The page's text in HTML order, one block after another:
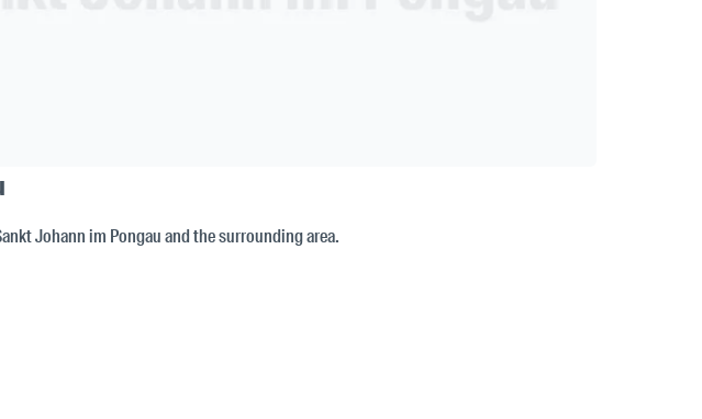
Johann im Pongau and the surrounding area.